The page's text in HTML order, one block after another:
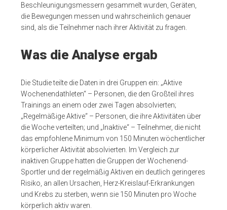
Beschleunigungsmessern gesammelt wurden, Geräten,
die Bewegungen messen und wahrscheinlich genauer
sind, als die Teilnehmer nach ihrer Aktivität zu fragen.
Was die Analyse ergab
Die Studie teilte die Daten in drei Gruppen ein: „Aktive
Wochenendathleten“ – Personen, die den Großteil ihres
Trainings an einem oder zwei Tagen absolvierten;
„Regelmäßige Aktive“ – Personen, die ihre Aktivitäten über
die Woche verteilten; und „Inaktive“ – Teilnehmer, die nicht
das empfohlene Minimum von 150 Minuten wöchentlicher
körperlicher Aktivität absolvierten. Im Vergleich zur
inaktiven Gruppe hatten die Gruppen der Wochenend-
Sportler und der regelmäßig Aktiven ein deutlich geringeres
Risiko, an allen Ursachen, Herz-Kreislauf-Erkrankungen
und Krebs zu sterben, wenn sie 150 Minuten pro Woche
körperlich aktiv waren.